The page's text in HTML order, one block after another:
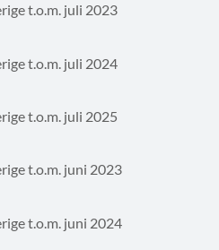
t.o.m. juli 2023
t.o.m. juli 2024
t.o.m. juli 2025
t.o.m. juni 2023
t.o.m. juni 2024